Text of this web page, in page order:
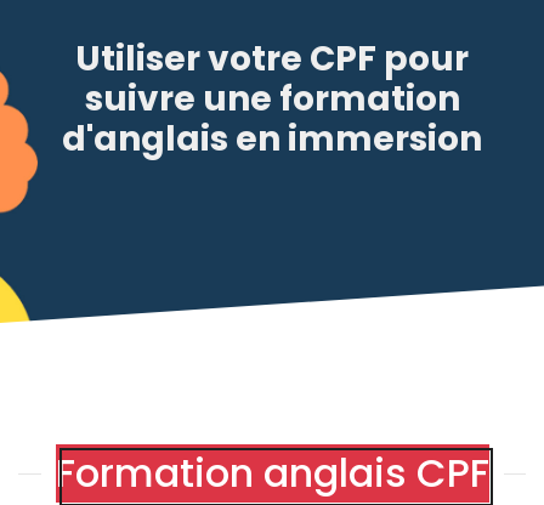
Utiliser votre CPF pour
suivre une formation
d'anglais en immersion
Formation anglais CPF